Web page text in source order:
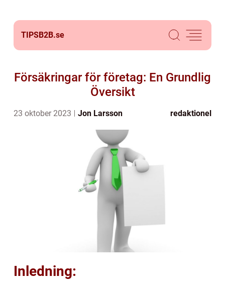
TIPSB2B.se
Försäkringar för företag: En Grundlig
Översikt
23 oktober 2023 Jon Larsson redaktionel
Inledning: